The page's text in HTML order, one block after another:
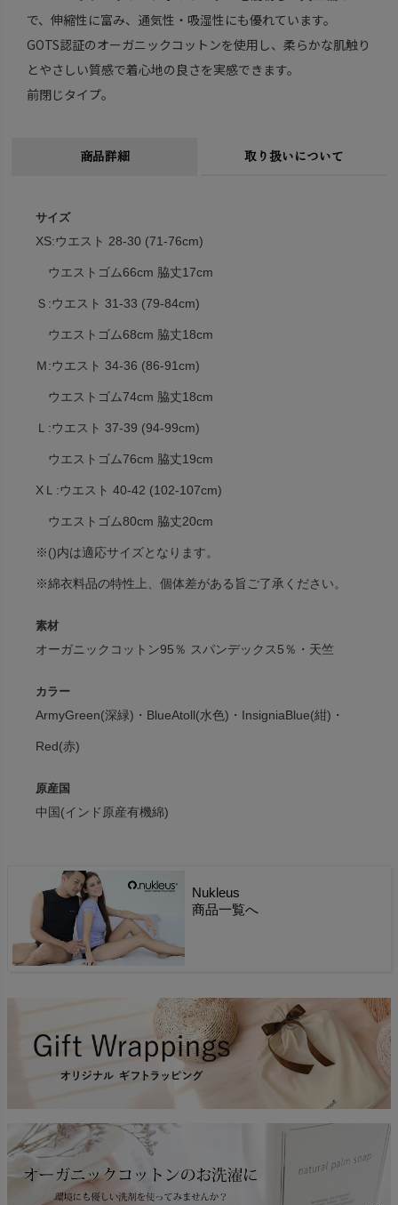
で、伸縮性に富み、通気性・吸湿性にも優れています。
GOTS認証のオーガニックコットンを使用し、柔らかな肌触り
とやさしい質感で着心地の良さを実感できます。
前閉じタイプ。
商品詳細 取り扱いについて
サイズ
XS:ウエスト 28-30 (71-76cm)
ウエストゴム66cm 脇丈17cm
Ｓ:ウエスト 31-33 (79-84cm)
ウエストゴム68cm 脇丈18cm
Ｍ:ウエスト 34-36 (86-91cm)
ウエストゴム74cm 脇丈18cm
Ｌ:ウエスト 37-39 (94-99cm)
ウエストゴム76cm 脇丈19cm
XＬ:ウエスト 40-42 (102-107cm)
ウエストゴム80cm 脇丈20cm
※()内は適応サイズとなります。
※綿衣料品の特性上、個体差がある旨ご了承ください。
素材
オーガニックコットン95％ スパンデックス5％・天竺
カラー
ArmyGreen(深緑)・BlueAtoll(水色)・InsigniaBlue(紺)・
Red(赤)
原産国
中国(インド原産有機綿)
Nukleus
商品一覧へ